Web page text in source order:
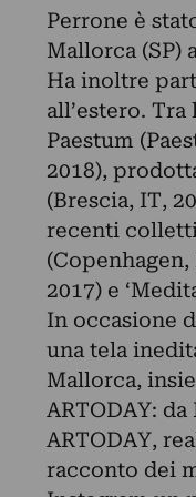
Perrone è
Mallorca (SP)
Ha inoltre
all’estero.
Paestum
2018),
(Brescia, IT,
recenti
(Copenhagen,
2017) e
In occasione
una tela
Mallorca,
ARTODAY:
ARTODAY,
racconto dei